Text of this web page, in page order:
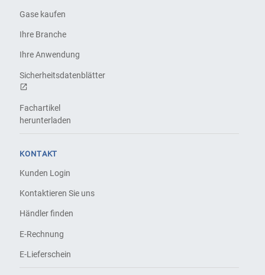
Gase kaufen
Ihre Branche
Ihre Anwendung
Sicherheitsdatenblätter
Fachartikel
herunterladen
KONTAKT
Kunden Login
Kontaktieren Sie uns
Händler finden
E-Rechnung
E-Lieferschein